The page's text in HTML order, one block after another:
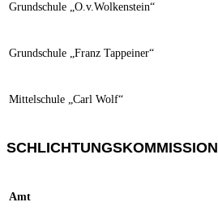
Grundschule „O.v.Wolkenstein“
Grundschule „Franz Tappeiner“
Mittelschule „Carl Wolf“
SCHLICHTUNGSKOMMISSION
Amt